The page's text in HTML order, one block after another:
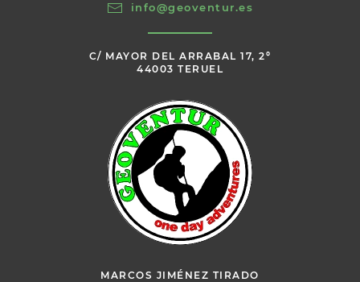
info@geoventur.es
C/ MAYOR DEL ARRABAL 17, 2º
44003 TERUEL
MARCOS JIMÉNEZ TIRADO